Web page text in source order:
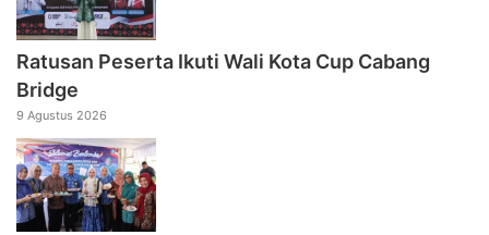
Ratusan Peserta Ikuti Wali Kota Cup Cabang
Bridge
9 Agustus 2026